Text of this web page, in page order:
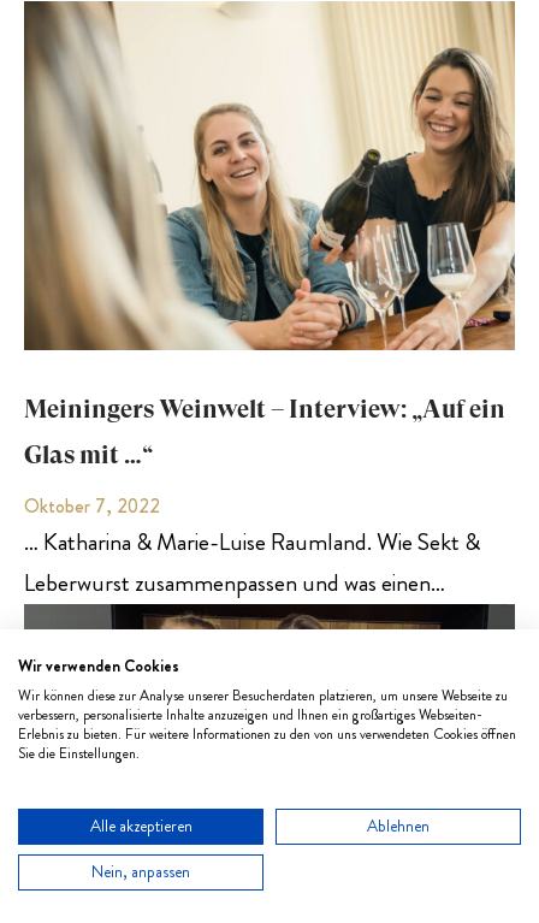
Meiningers Weinwelt – Interview: „Auf ein
Glas mit …“
Oktober 7, 2022
… Katharina & Marie-Luise Raumland. Wie Sekt &
Leberwurst zusammenpassen und was einen…
Wir verwenden Cookies
Wir können diese zur Analyse unserer Besucherdaten platzieren, um unsere Webseite zu
verbessern, personalisierte Inhalte anzuzeigen und Ihnen ein großartiges Webseiten-
Erlebnis zu bieten. Für weitere Informationen zu den von uns verwendeten Cookies öffnen
Sie die Einstellungen.
Alle akzeptieren
Ablehnen
Nein, anpassen